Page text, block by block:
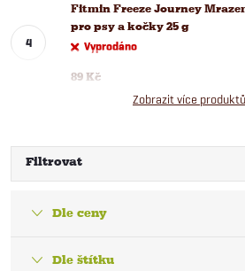
Fitmin Freeze Journey
pro psy a kočky 25 g
Vyprodáno
89 Kč
Zobrazit více produktů
Filtrovat
Dle ceny
Dle štítku